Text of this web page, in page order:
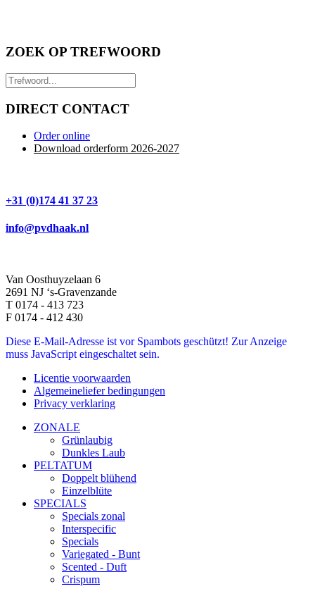
ZOEK OP TREFWOORD
DIRECT CONTACT
Order online
Download orderform 2026-2027
+31 (0)174 41 37 23
info@pvdhaak.nl
Van Oosthuyzelaan 6
2691 NJ ‘s-Gravenzande
T 0174 - 413 723
F 0174 - 412 430
Diese E-Mail-Adresse ist vor Spambots geschützt! Zur Anzeige
muss JavaScript eingeschaltet sein.
Licentie voorwaarden
Algemeineliefer bedingungen
Privacy verklaring
ZONALE
Grünlaubig
Dunkles Laub
PELTATUM
Doppelt blühend
Einzelblüte
SPECIALS
Specials zonal
Interspecific
Specials
Variegated - Bunt
Scented - Duft
Crispum